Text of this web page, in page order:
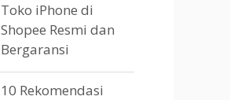
Toko iPhone di
Shopee Resmi dan
Bergaransi
10 Rekomendasi